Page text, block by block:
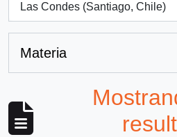
Las Condes (Santiago, Chile)
, 1 resultados
Materia